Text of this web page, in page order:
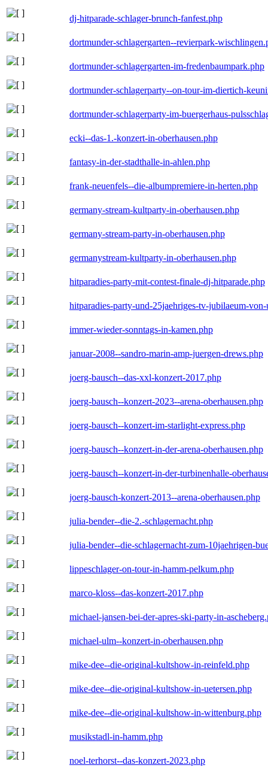
dj-hitparade-schlager-brunch-fanfest.php
dortmunder-schlagergarten--revierpark-
dortmunder-schlagergarten-im-fredenbaumpark.php
dortmunder-schlagerparty--on-tour-im-diertich-
dortmunder-schlagerparty-im-buergerhaus-
ecki--das-1.-konzert-in-oberhausen.php
fantasy-in-der-stadthalle-in-ahlen.php
frank-neuenfels--die-albumpremiere-in-herten.php
germany-stream-kultparty-in-oberhausen.php
germany-stream-party-in-oberhausen.php
germanystream-kultparty-in-oberhausen.php
hitparadies-party-mit-contest-finale-dj-hitparade.php
hitparadies-party-und-25jaehriges-tv-jubilaeum-
immer-wieder-sonntags-in-kamen.php
januar-2008--sandro-marin-amp-juergen-drews.php
joerg-bausch--das-xxl-konzert-2017.php
joerg-bausch--konzert-2023--arena-oberhausen.php
joerg-bausch--konzert-im-starlight-express.php
joerg-bausch--konzert-in-der-arena-oberhausen.php
joerg-bausch--konzert-in-der-turbinenhalle-
joerg-bausch-konzert-2013--arena-oberhausen.php
julia-bender--die-2.-schlagernacht.php
julia-bender--die-schlagernacht-zum-10jaehrigen-
lippeschlager-on-tour-in-hamm-pelkum.php
marco-kloss--das-konzert-2017.php
michael-jansen-bei-der-apres-ski-party-in-
michael-ulm--konzert-in-oberhausen.php
mike-dee--die-original-kultshow-in-reinfeld.php
mike-dee--die-original-kultshow-in-uetersen.php
mike-dee--die-original-kultshow-in-wittenburg.php
musikstadl-in-hamm.php
noel-terhorst--das-konzert-2023.php